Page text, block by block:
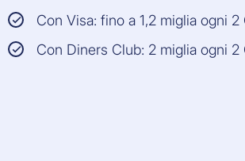
Con Visa: fino a 1,2 miglia ogni 2
Con Diners Club: 2 miglia ogni 2